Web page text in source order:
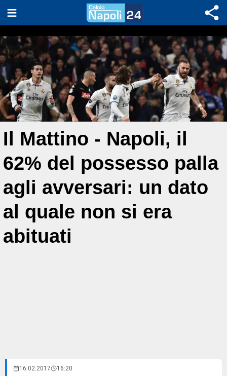
Il Mattino - Napoli, il
62% del possesso palla
agli avversari: un dato
al quale non si era
abituati
16.02.2017 16:20